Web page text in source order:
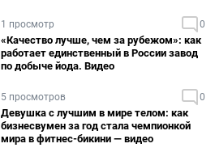
1 просмотр 0
«Качество лучше, чем за рубежом»: как
работает единственный в России завод
по добыче йода. Видео
5 просмотров 0
Девушка с лучшим в мире телом: как
бизнесвумен за год стала чемпионкой
мира в фитнес-бикини — видео